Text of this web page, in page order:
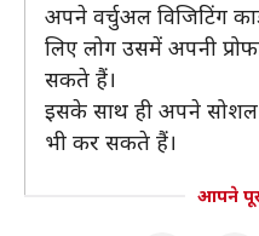
अपने वर्चुअल विजिटिंग
लिए लोग उसमें अपनी
सकते हैं।
इसके साथ ही अपने सोशल
भी कर सकते हैं।
आपने